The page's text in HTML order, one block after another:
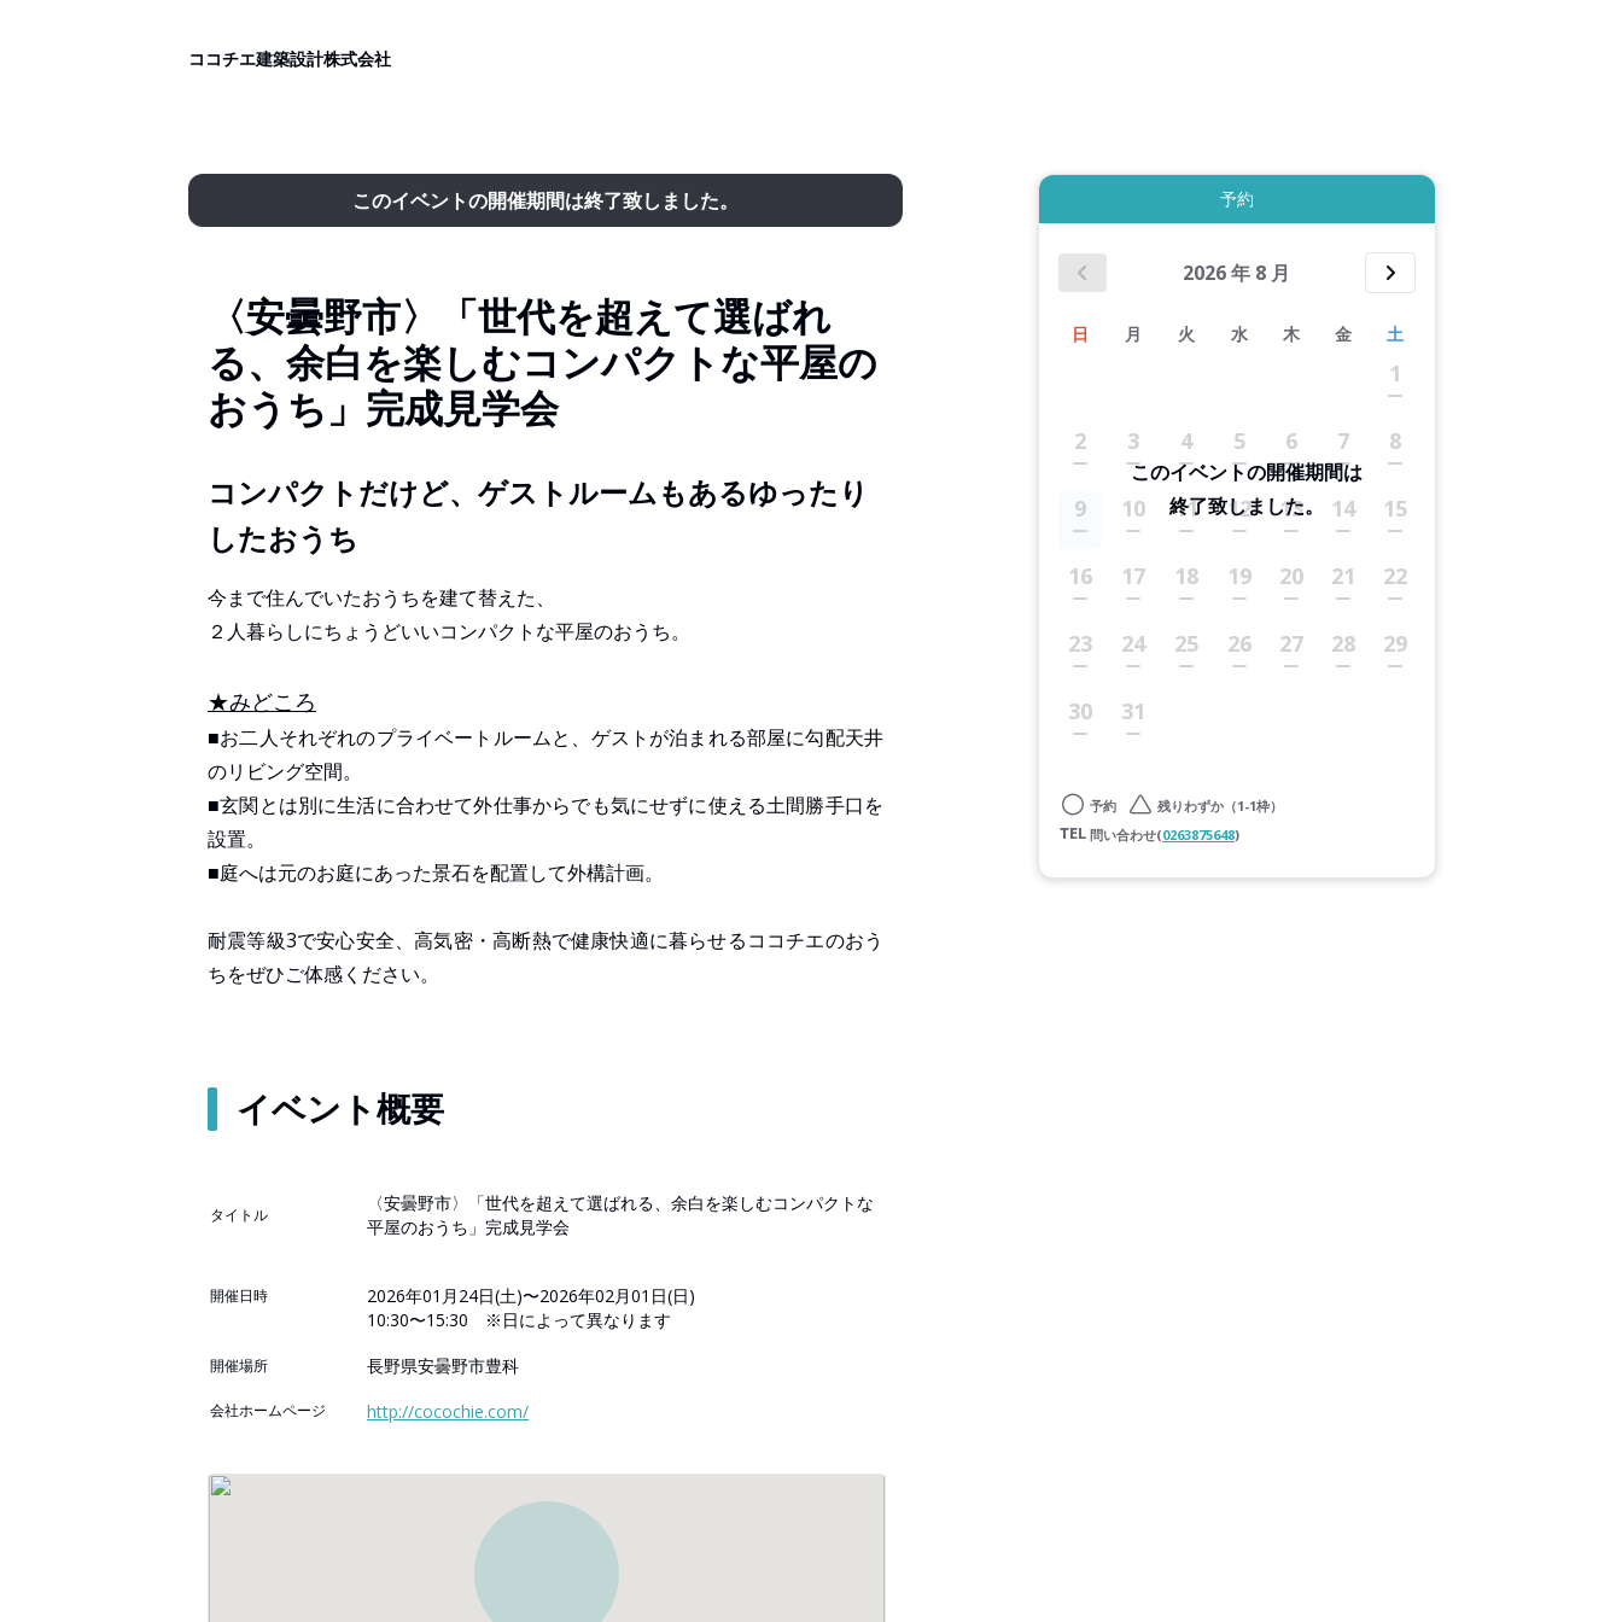
ココチエ建築設計株式会社
このイベントの開催期間は終了致しました。
〈安曇野市〉「世代を超えて選ばれ
る、余白を楽しむコンパクトな平屋の
おうち」完成見学会
コンパクトだけど、ゲストルームもあるゆったり
したおうち
今まで住んでいたおうちを建て替えた、
２人暮らしにちょうどいいコンパクトな平屋のおうち。
★みどころ
■お二人それぞれのプライベートルームと、ゲストが泊まれる部屋に勾配天井
のリビング空間。
■玄関とは別に生活に合わせて外仕事からでも気にせずに使える土間勝手口を
設置。
■庭へは元のお庭にあった景石を配置して外構計画。
耐震等級3で安心安全、高気密・高断熱で健康快適に暮らせるココチエのおう
ちをぜひご体感ください。
イベント概要
タイトル
〈安曇野市〉「世代を超えて選ばれる、余白を楽しむコンパクトな
平屋のおうち」完成見学会
開催日時
2026年01月24日(土)〜2026年02月01日(日)
10:30〜15:30 ※日によって異なります
開催場所 長野県安曇野市豊科
会社ホームページ http://cocochie.com/
予約
2026年 8 月
日 月 火 水 木 金 土
1
2 3 4 5 6 7 8
9 10 11 12 13 14 15
16 17 18 19 20 21 22
23 24 25 26 27 28 29
30 31
このイベントの開催期間は
終了致しました。
予約
残りわずか（1-1枠）
問い合わせ(0263875648)